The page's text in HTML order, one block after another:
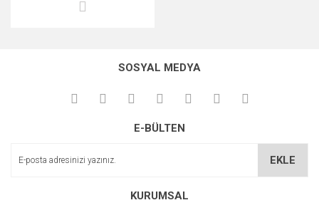
SOSYAL MEDYA
E-BÜLTEN
EKLE
KURUMSAL